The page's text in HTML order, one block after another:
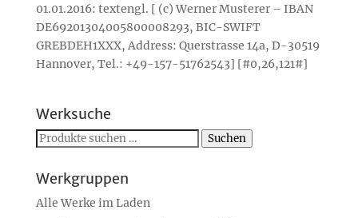
01.01.2016: textengl. [ (c) Werner Musterer – IBAN
DE69201304005800008293, BIC-SWIFT
GREBDEH1XXX, Address: Querstrasse 14a, D-30519
Hannover, Tel.: +49-157-51762543] [#0,26,121#]
Werksuche
Suchen
Suchen
Werkgruppen
Alle Werke im Laden